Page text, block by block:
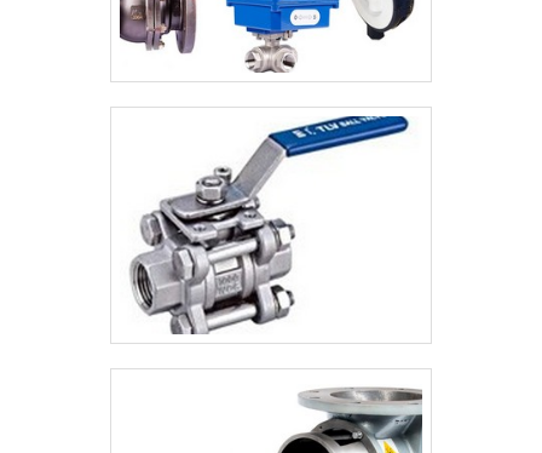
apontada de forma positiva no segmento
por toda seriedade e qualidade, o que
garante uma entrega de excelência de
ponta a ponta..